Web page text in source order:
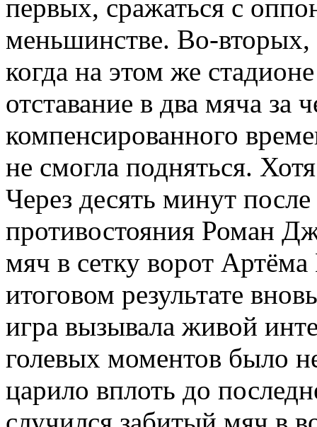
первых, сражаться с
меньшинстве. Во-вторых,
когда на этом же
отставание в два мяча за
компенсированного
не смогла подняться.
Через десять минут
противостояния Роман
мяч в сетку ворот
итоговом результате
игра вызывала живой
голевых моментов было
царило вплоть до